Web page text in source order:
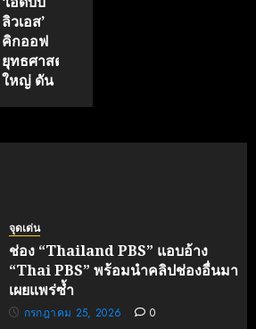
ให้ SME
ไทย
เติบโต
อย่าง
ลิวเอส’
คิกออฟ
ยุทธศาสตร์
ใหญ่ ดัน
ฟอร์ม AI
30, 2026
0
จุดเด่น
ช่อง “Thailand PBS” แอบอ้าง
“Thai PBS” พร้อมนำคลิปช่องอื่นมา
เผยแพร่ซ้ำ
กรกฎาคม 25, 2026 0